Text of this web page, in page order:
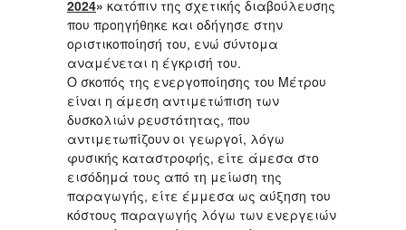
2024» κατόπιν της σχετικής διαβούλευσης
που προηγήθηκε και οδήγησε στην
οριστικοποίησή του, ενώ σύντομα
αναμένεται η έγκρισή του.
Ο σκοπός της ενεργοποίησης του Μέτρου
είναι η άμεση αντιμετώπιση των
δυσκολιών ρευστότητας, που
αντιμετωπίζουν οι γεωργοί, λόγω
φυσικής καταστροφής, είτε άμεσα στο
εισόδημά τους από τη μείωση της
παραγωγής, είτε έμμεσα ως αύξηση του
κόστους παραγωγής λόγω των ενεργειών